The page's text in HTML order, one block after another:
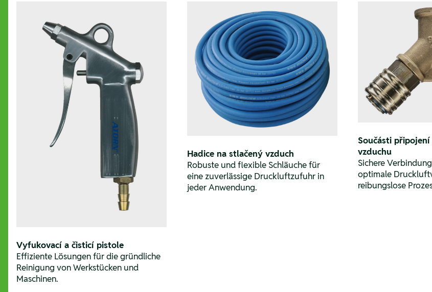
Vyfukovací a čisticí pistole
Effiziente Lösungen für die gründliche
Reinigung von Werkstücken und
Maschinen.
Hadice na stlačený vzduch
Robuste und flexible Schläuche für
eine zuverlässige Druckluftzufuhr in
jeder Anwendung.
Součásti
vzduchu
Sichere
optimale
reibungslose